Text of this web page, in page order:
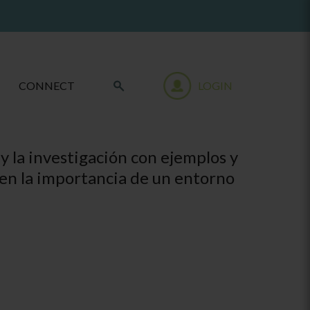
CONNECT LOGIN
la investigación con ejemplos y
la importancia de un entorno